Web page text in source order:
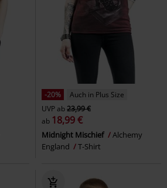
-20%
Auch in Plus Size
UVPab23,99 €
ab 18,99 €
Midnight Mischief
Alchemy
England
T-Shirt